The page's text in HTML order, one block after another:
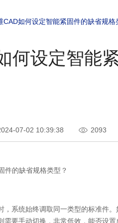
CAD如何设定智能紧固件的缺省规格
何设定智能
07-02 10:39:38 2093
件的缺省规格类型？
，系统始终调取同一类型的标准件
需要手动切换，非常低效，能否设